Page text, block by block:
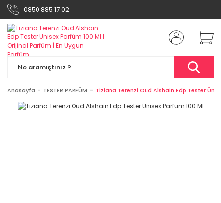
0850 885 17 02
Anasayfa TESTER PARFÜM Tiziana Terenzi Oud Alshain Edp Tester